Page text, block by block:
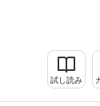
試し読み